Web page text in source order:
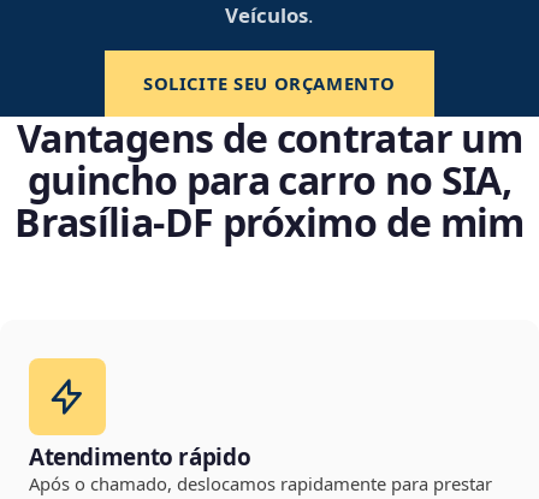
Veículos.
SOLICITE SEU ORÇAMENTO
Vantagens de contratar um
guincho para carro no SIA,
Brasília‑DF próximo de mim
Atendimento rápido
Após o chamado, deslocamos rapidamente para prestar